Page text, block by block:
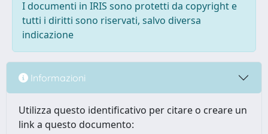
I documenti in IRIS sono protetti da copyright e
tutti i diritti sono riservati, salvo diversa
indicazione
Informazioni
Utilizza questo identificativo per citare o creare un
link a questo documento: